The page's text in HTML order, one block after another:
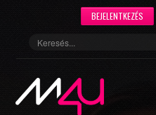
BEJELENTKEZÉS